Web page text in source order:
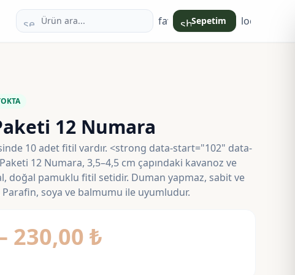
search favoriteshopping_bag
Sepetim login
12 Numara
10 adet fitil vardır. <strong data-start="102" data-
12 Numara, 3,5–4,5 cm çapındaki kavanoz ve
doğal pamuklu fitil setidir. Duman yapmaz, sabit ve
soya ve balmumu ile uyumludur.
230,00 ₺